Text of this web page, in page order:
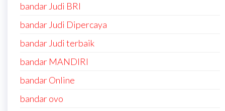
bandar Judi BRI
bandar Judi Dipercaya
bandar Judi terbaik
bandar MANDIRI
bandar Online
bandar ovo